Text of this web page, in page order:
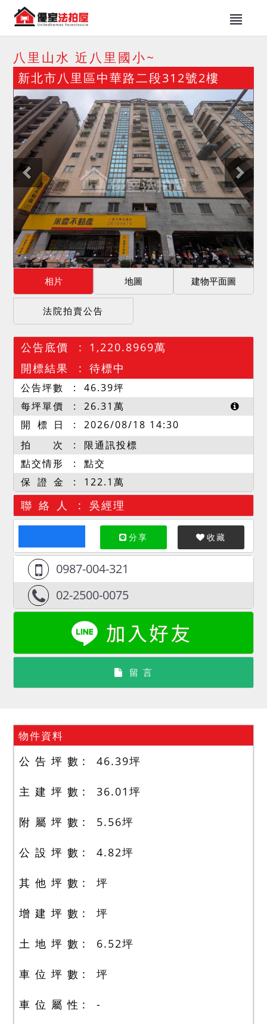
八里山水 近八里國小~
新北市八里區中華路二段312號2樓
相片 地圖 建物平面圖
法院拍賣公告
公告底價
1,220.8969萬
開標結果
待標中
公告坪數 46.39坪
每坪單價
26.31萬
開 標 日
2026/08/18 14:30
拍 次
限通訊投標
點交情形
點交
保 證 金
122.1萬
聯 絡 人 吳經理
分享 收藏
0987-004-321
02-2500-0075
留 言
物件資料
公 告 坪 數 46.39坪
主 建 坪 數 36.01 坪
附 屬 坪 數 5.56坪
公 設 坪 數 4.82坪
其 他 坪 數 坪
增 建 坪 數 坪
土 地 坪 數 6.52坪
車 位 坪 數 坪
車 位 屬 性 -